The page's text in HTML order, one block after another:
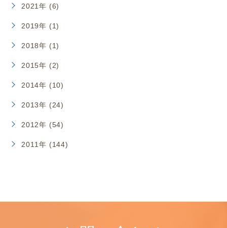
2021年 (6)
2019年 (1)
2018年 (1)
2015年 (2)
2014年 (10)
2013年 (24)
2012年 (54)
2011年 (144)